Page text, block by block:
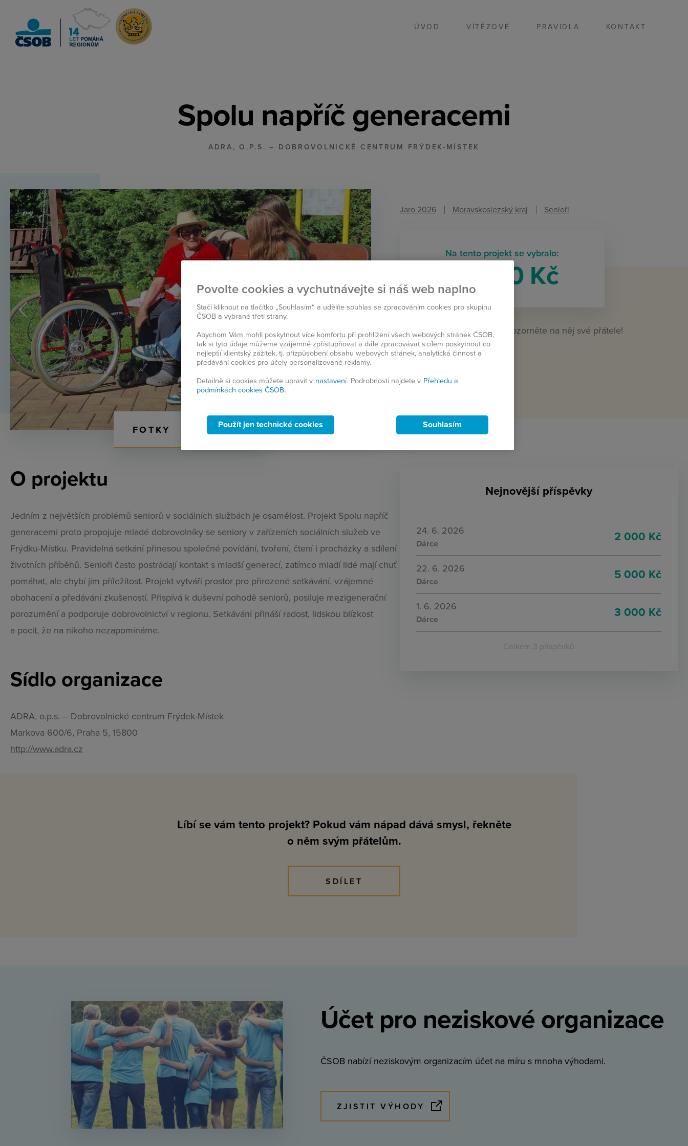
ÚVOD VÍTĚZOVÉ PRAVIDLA KONTAKT
Spolu napříč generacemi
ADRA, O.P.S. – DOBROVOLNICKÉ CENTRUM FRÝDEK-MÍSTEK
FOTKY VIDEO
Jaro 2026 Moravskoslezský kraj Senioři
Na tento projekt se vybralo:
10 000 Kč
Zaujal vás tento projekt? Upozorněte na něj své přátele!
O projektu
Jedním z největších problémů seniorů v sociálních službách je osamělost. Projekt Spolu napříč
generacemi proto propojuje mladé dobrovolníky se seniory v zařízeních sociálních služeb ve
Frýdku-Místku. Pravidelná setkání přinesou společné povídání, tvoření, čtení i procházky a sdílení
životních příběhů. Senioři často postrádají kontakt s mladší generací, zatímco mladí lidé mají chuť
pomáhat, ale chybí jim příležitost. Projekt vytváří prostor pro přirozené setkávání, vzájemné
obohacení a předávání zkušeností. Přispívá k duševní pohodě seniorů, posiluje mezigenerační
porozumění a podporuje dobrovolnictví v regionu. Setkávání přináší radost, lidskou blízkost
a pocit, že na nikoho nezapomínáme.
Sídlo organizace
ADRA, o.p.s. – Dobrovolnické centrum Frýdek-Místek
Markova 600/6, Praha 5, 15800
http://www.adra.cz
Nejnovější příspěvky
24. 6. 2026
Dárce
2 000 Kč
22. 6. 2026
Dárce
5 000 Kč
1. 6. 2026
Dárce
3 000 Kč
Celkem 3 příspěvků
Líbí se vám tento projekt? Pokud vám nápad dává smysl, řekněte
o něm svým přátelům.
SDÍLET
Účet pro neziskové organizace
ČSOB nabízí neziskovým organizacím účet na míru s mnoha výhodami.
ZJISTIT VÝHODY
Povolte cookies a vychutnávejte si náš web naplno
Stačí kliknout na tlačítko „Souhlasím“ a udělíte souhlas se zpracováním cookies pro skupinu
ČSOB a vybrané třetí strany.
Abychom Vám mohli poskytnout více komfortu při prohlížení všech webových stránek ČSOB,
tak si tyto údaje můžeme vzájemně zpřístupňovat a dále zpracovávat s cílem poskytnout co
nejlepší klientský zážitek, tj. přizpůsobení obsahu webových stránek, analytická činnost a
předávání cookies pro účely personalizované reklamy.
Detailně si cookies můžete upravit v nastavení. Podrobnosti najdete v Přehledu a
podmínkách cookies ČSOB.
Použít jen technické cookies Souhlasím